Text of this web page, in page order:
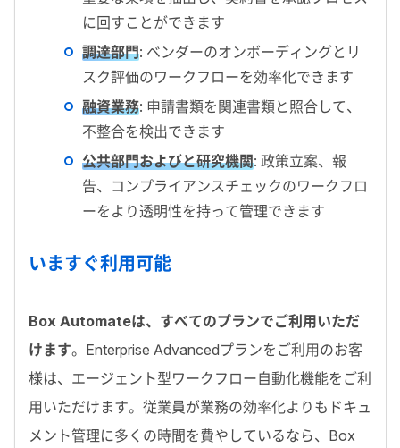
に回すことができます
調達部門: ベンダーのオンボーディングとリ
スク評価のワークフローを効率化できます
融資業務: 申請書類を関連書類と照合して、
不整合を検出できます
公共部門およびと研究機関: 政策立案、報
告、コンプライアンスチェックのワークフロ
ーをより透明性を持って管理できます
いますぐ利用可能
Box Automateは、すべてのプランでご利用いただ
けます。 Enterprise Advancedプランをご利用のお客
様は、エージェント型ワークフロー自動化機能をご利
用いただけます。 従業員が業務の効率化よりもドキュ
メント管理に多くの時間を費やしているなら、 Box